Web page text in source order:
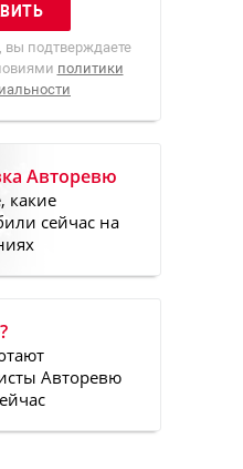
вы подтверждаете
политики
Авторевю
какие
сейчас на
Авторевю